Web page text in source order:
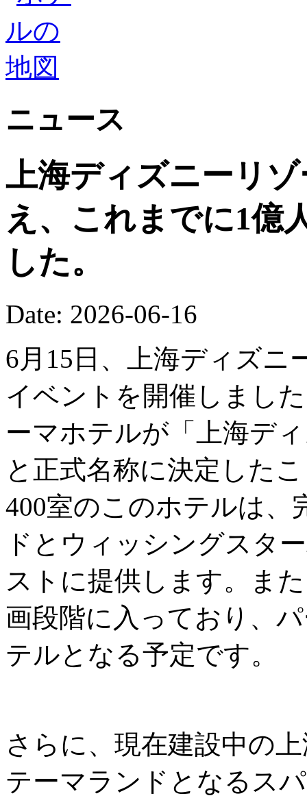
ニュース
上海ディズニーリ
え、これまでに1億
した。
Date: 2026-06-16
6月15日、上海ディズニ
イベントを開催しまし
ーマホテルが「上海デ
と正式名称に決定した
400室のこのホテルは、
ドとウィッシングスタ
ストに提供します。ま
画段階に入っており、
テルとなる予定です。
さらに、現在建設中の
テーマランドとなるス